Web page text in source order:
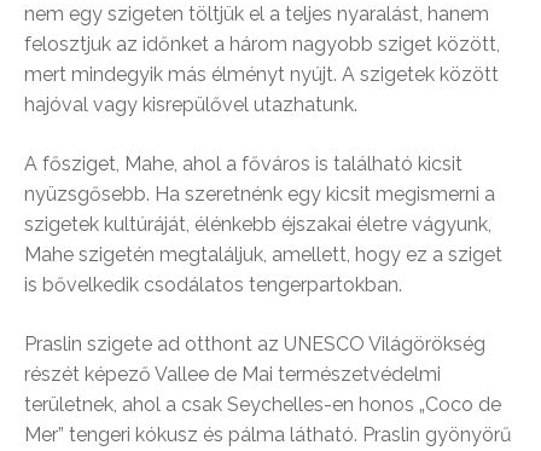
nem egy szigeten töltjük el a teljes nyaralást, hanem
felosztjuk az időnket a három nagyobb sziget között,
mert mindegyik más élményt nyújt. A szigetek között
hajóval vagy kisrepülővel utazhatunk.
A fősziget, Mahe, ahol a főváros is található kicsit
nyüzsgősebb. Ha szeretnénk egy kicsit megismerni a
szigetek kultúráját, élénkebb éjszakai életre vágyunk,
Mahe szigetén megtaláljuk, amellett, hogy ez a sziget
is bővelkedik csodálatos tengerpartokban.
Praslin szigete ad otthont az UNESCO Világörökség
részét képező Vallee de Mai természetvédelmi
területnek, ahol a csak Seychelles-en honos „Coco de
Mer” tengeri kókusz és pálma látható. Praslin gyönyörű